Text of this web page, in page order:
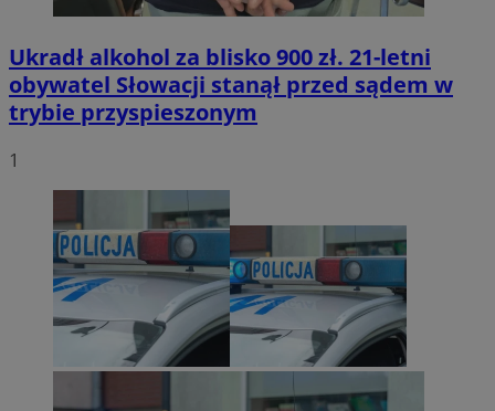
Ukradł alkohol za blisko 900 zł. 21-letni
obywatel Słowacji stanął przed sądem w
trybie przyspieszonym
1